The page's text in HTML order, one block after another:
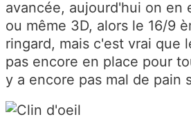
avancée, aujourd'hui on en
ou même 3D, alors le 16/9
ringard, mais c'est vrai que
pas encore en place pour
y a encore pas mal de pain